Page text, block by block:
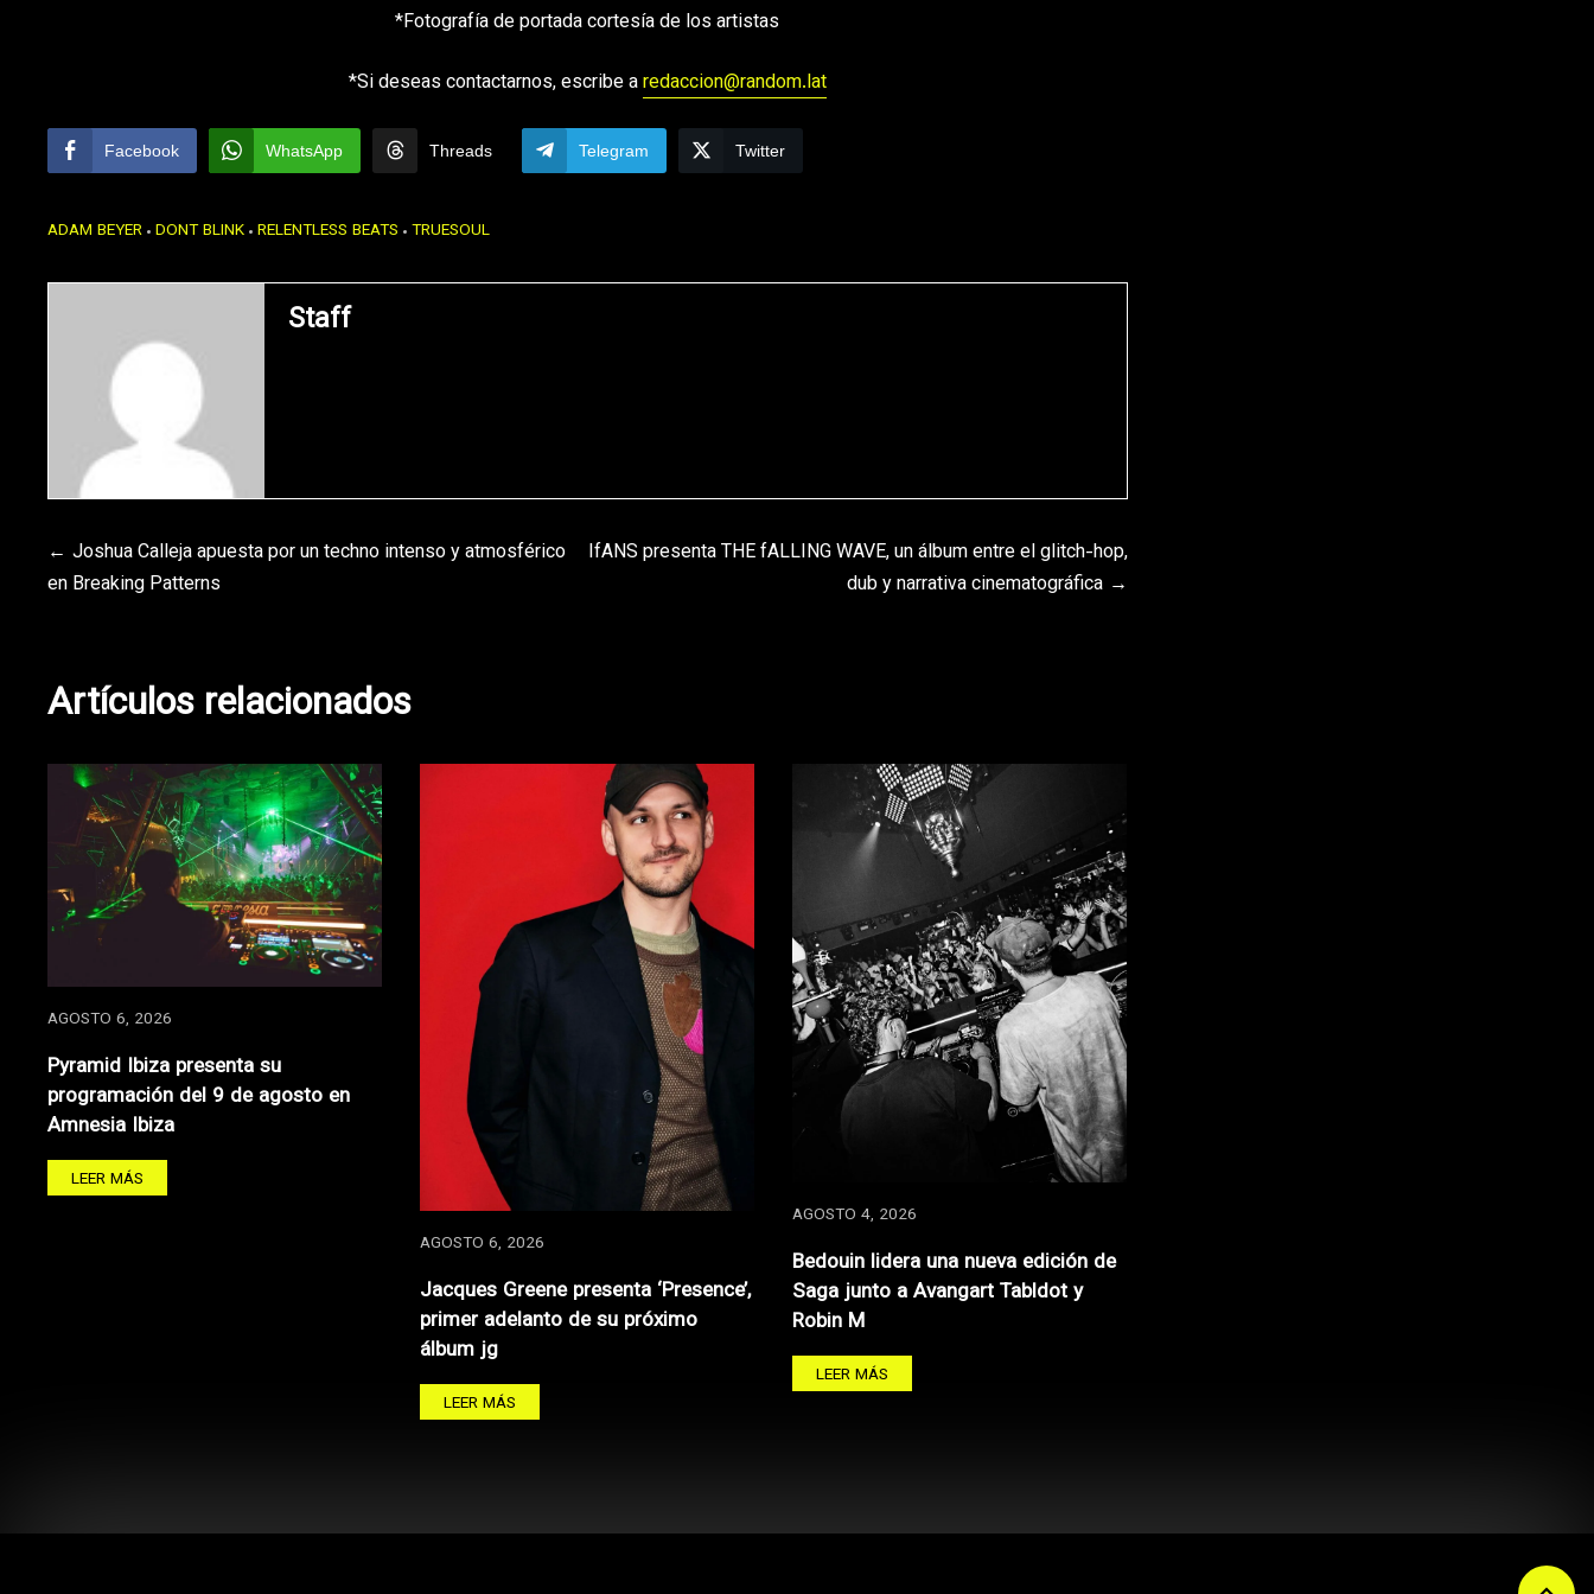
*Fotografía de portada cortesía de los artistas
*Si deseas contactarnos, escribe aredaccion@random.lat
Facebook WhatsApp Threads Telegram Twitter
ADAM BEYER DONT BLINK RELENTLESS BEATS TRUESOUL
Staff
Navegación
entradas
Joshua Calleja apuesta por un techno intenso y atmosférico
en Breaking Patterns
IfANS presenta THE fALLING WAVE, un álbum entre el glitch-hop,
dub y narrativa cinematográfica
Artículos relacionados
AGOSTO 6, 2026
Pyramid Ibiza presenta su
programación del 9 de agosto en
Amnesia Ibiza
LEER MÁS
AGOSTO 6, 2026
Jacques Greene presenta ‘Presence’,
primer adelanto de su próximo
álbum jg
LEER MÁS
AGOSTO 4, 2026
Bedouin lidera una nueva edición de
Saga junto a Avangart Tabldot y
Robin M
LEER MÁS